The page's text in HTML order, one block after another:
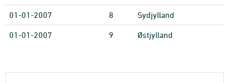
01-01-2007 8 Sydjylland
01-01-2007 9 Østjylland